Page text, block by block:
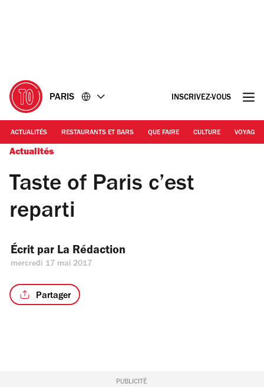
PARIS INSCRIVEZ-VOUS
ACTUALITÉS RESTAURANTS ET BARS QUE FAIRE CULTURE VOYAGE
Actualités
Taste of Paris c’est
reparti
Écrit par La Rédaction
mercredi 17 mai 2017
Partager
PUBLICITÉ